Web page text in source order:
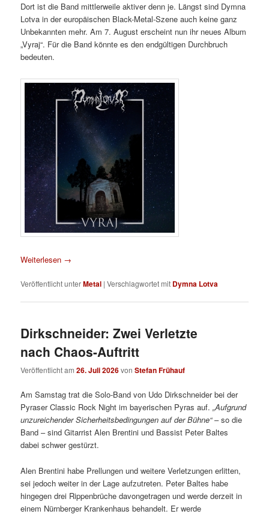
Dort ist die Band mittlerweile aktiver denn je. Längst sind Dymna
Lotva in der europäischen Black-Metal-Szene auch keine ganz
Unbekannten mehr. Am 7. August erscheint nun ihr neues Album
„Vyraj“. Für die Band könnte es den endgültigen Durchbruch
bedeuten.
Weiterlesen →
Veröffentlicht unterMetal |Verschlagwortet mit Dymna Lotva
Dirkschneider: Zwei Verletzte
nach Chaos-Auftritt
Veröffentlicht am26. Juli 2026vonStefan Frühauf
Am Samstag trat die Solo-Band von Udo Dirkschneider bei der
Pyraser Classic Rock Night im bayerischen Pyras auf.„Aufgrund
unzureichender Sicherheitsbedingungen auf der Bühne“– so die
Band – sind Gitarrist Alen Brentini und Bassist Peter Baltes
dabei schwer gestürzt.
Alen Brentini habe Prellungen und weitere Verletzungen erlitten,
sei jedoch weiter in der Lage aufzutreten. Peter Baltes habe
hingegen drei Rippenbrüche davongetragen und werde derzeit in
einem Nürnberger Krankenhaus behandelt. Er werde